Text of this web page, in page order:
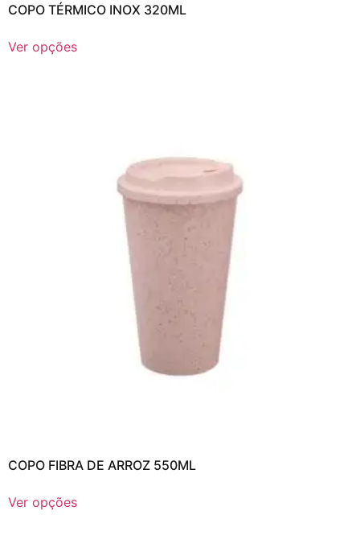
COPO TÉRMICO INOX 320ML
Ver opções
COPO FIBRA DE ARROZ 550ML
Ver opções